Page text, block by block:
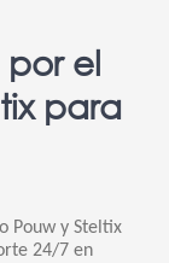
el
para
Pouw y Steltix
24/7 en